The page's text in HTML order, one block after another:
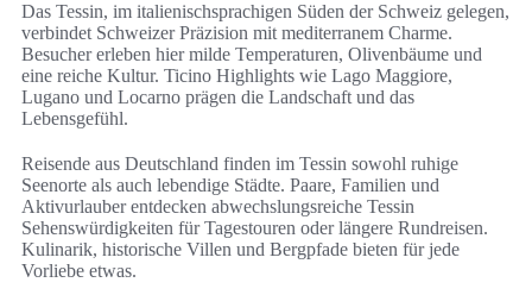
Das Tessin, im italienischsprachigen Süden der Schweiz gelegen,
verbindet Schweizer Präzision mit mediterranem Charme.
Besucher erleben hier milde Temperaturen, Olivenbäume und
eine reiche Kultur. Ticino Highlights wie Lago Maggiore,
Lugano und Locarno prägen die Landschaft und das
Lebensgefühl.
Reisende aus Deutschland finden im Tessin sowohl ruhige
Seenorte als auch lebendige Städte. Paare, Familien und
Aktivurlauber entdecken abwechslungsreiche Tessin
Sehenswürdigkeiten für Tagestouren oder längere Rundreisen.
Kulinarik, historische Villen und Bergpfade bieten für jede
Vorliebe etwas.